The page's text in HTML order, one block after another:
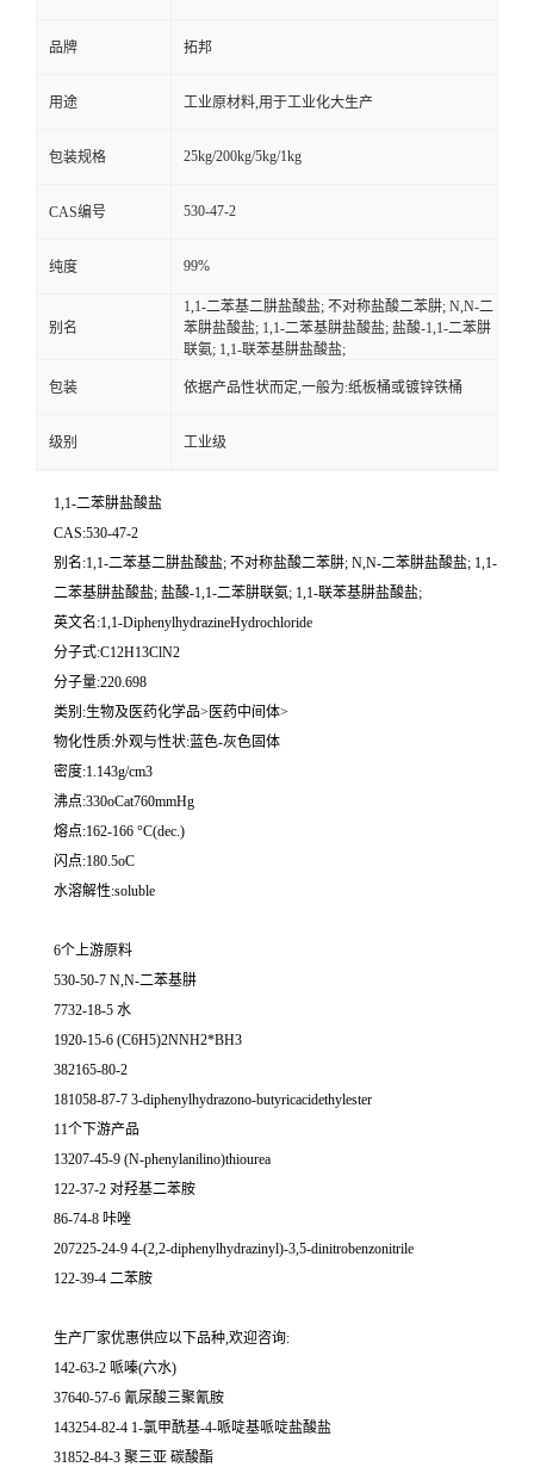
品牌 拓邦
用途 工业原材料,用于工业化大生产
包装规格 25kg/200kg/5kg/1kg
CAS编号 530-47-2
纯度 99%
别名
1,1-二苯基二肼盐酸盐; 不对称盐酸二苯肼; N,N-二
苯肼盐酸盐; 1,1-二苯基肼盐酸盐; 盐酸-1,1-二苯肼
联氨; 1,1-联苯基肼盐酸盐;
包装 依据产品性状而定,一般为:纸板桶或镀锌铁桶
级别 工业级
1,1-二苯肼盐酸盐
CAS:530-47-2
别名:1,1-二苯基二肼盐酸盐; 不对称盐酸二苯肼; N,N-二苯肼盐酸盐; 1,1-
二苯基肼盐酸盐; 盐酸-1,1-二苯肼联氨; 1,1-联苯基肼盐酸盐;
英文名:1,1-DiphenylhydrazineHydrochloride
分子式:C12H13ClN2
分子量:220.698
类别:生物及医药化学品>医药中间体>
物化性质:外观与性状:蓝色-灰色固体
密度:1.143g/cm3
沸点:330oCat760mmHg
熔点:162-166 °C(dec.)
闪点:180.5oC
水溶解性:soluble
6个上游原料
530-50-7 N,N-二苯基肼
7732-18-5 水
1920-15-6 (C6H5)2NNH2*BH3
382165-80-2
181058-87-7 3-diphenylhydrazono-butyricacidethylester
11个下游产品
13207-45-9 (N-phenylanilino)thiourea
122-37-2 对羟基二苯胺
86-74-8 咔唑
207225-24-9 4-(2,2-diphenylhydrazinyl)-3,5-dinitrobenzonitrile
122-39-4 二苯胺
生产厂家优惠供应以下品种,欢迎咨询:
142-63-2 哌嗪(六水)
37640-57-6 氰尿酸三聚氰胺
143254-82-4 1-氯甲酰基-4-哌啶基哌啶盐酸盐
31852-84-3 聚三亚 碳酸酯